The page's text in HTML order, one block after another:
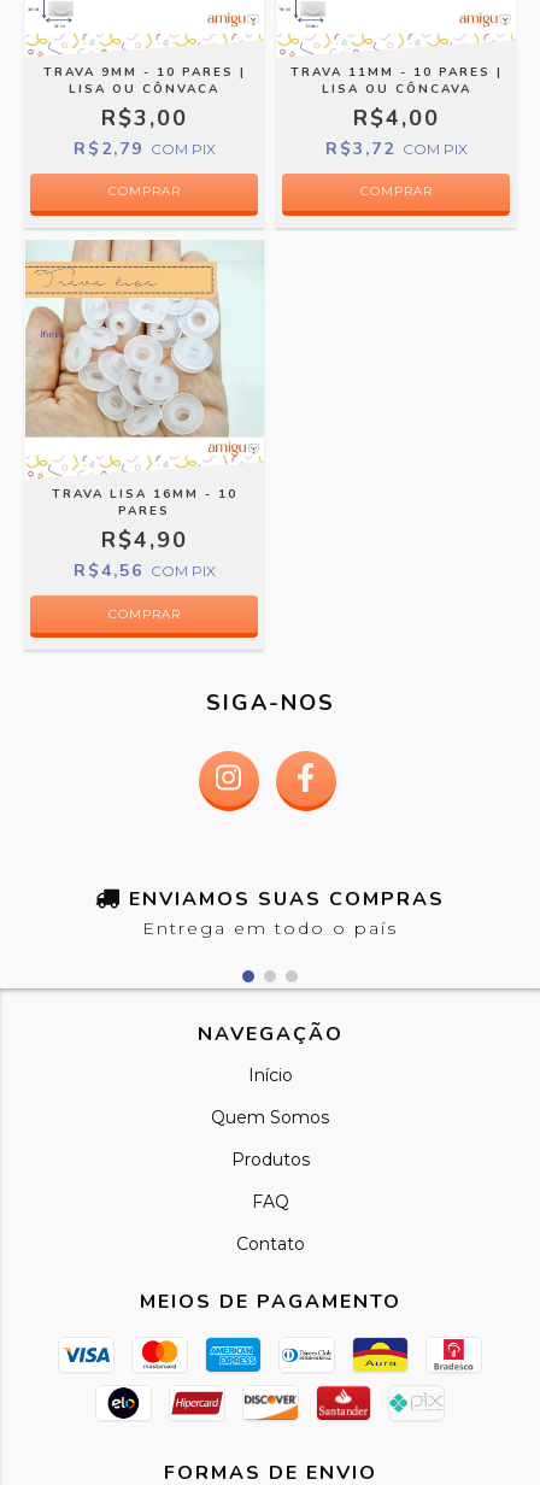
TRAVA 9MM - 10 PARES |
LISA OU CÔNVACA
R$3,00
R$2,79 COM PIX
COMPRAR
TRAVA 11MM - 10 PARES |
LISA OU CÔNCAVA
R$4,00
R$3,72 COM PIX
COMPRAR
TRAVA LISA 16MM - 10
PARES
R$4,90
R$4,56 COM PIX
SIGA-NOS
ENVIAMOS SUAS COMPRAS
Entrega em todo o país
NAVEGAÇÃO
Início
Quem Somos
Produtos
FAQ
Contato
MEIOS DE PAGAMENTO
FORMAS DE ENVIO